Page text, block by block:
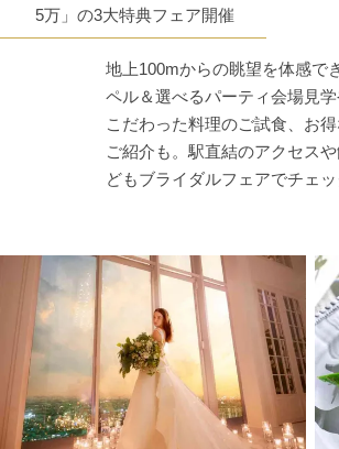
5万」の3大特典フェア開催
地上100mからの眺望を体感で
ペル＆選べるパーティ会場見
こだわった料理のご試食、お
ご紹介も。駅直結のアクセス
どもブライダルフェアでチェッ